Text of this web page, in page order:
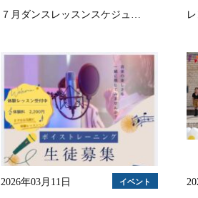
７月ダンスレッスンスケジュ…
2026年03月11日 イベント